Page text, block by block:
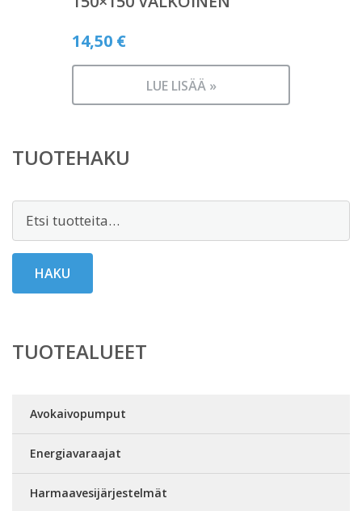
14,50 €
LUE LISÄÄ »
TUOTEHAKU
Etsi:
HAKU
TUOTEALUEET
Avokaivopumput
Energiavaraajat
Harmaavesijärjestelmät